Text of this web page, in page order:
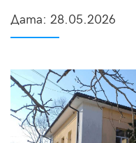
Дата: 28.05.2026